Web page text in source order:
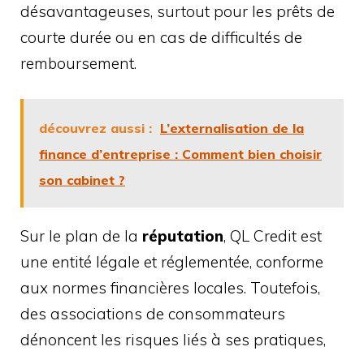
désavantageuses, surtout pour les prêts de
courte durée ou en cas de difficultés de
remboursement.
découvrez aussi : L’externalisation de la
finance d’entreprise : Comment bien choisir
son cabinet ?
Sur le plan de la réputation, QL Credit est
une entité légale et réglementée, conforme
aux normes financières locales. Toutefois,
des associations de consommateurs
dénoncent les risques liés à ses pratiques,